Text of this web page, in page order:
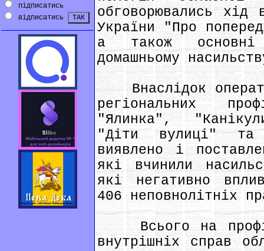
підписатись
відписатись
обговорювались хід
України "Про
а також
домашньому
Внаслідок
регіональних
"Ялинка",
"Діти вулиці" та
виявлено і
які вчинили
які негативно
406 неповнолітніх
Всього на
внутрішніх справ